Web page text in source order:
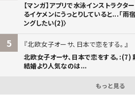
【マンガ】アプリで水泳インストラク
るイケメンにうっとりしていると...「雨
ングしたい(2)〉
5
北欧女子オーサ、日本で恋をする。
北欧女子オーサ、日本で恋をする。:(7)
結婚より人気なのは...
もっと見る